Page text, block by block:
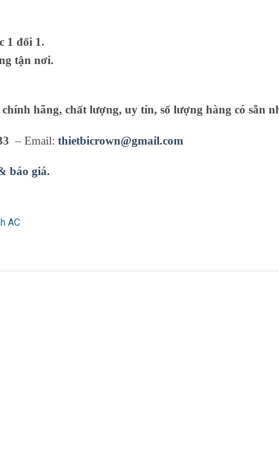
1 đổi 1.
tận nơi.
hãng, chất lượng, uy tín, số lượng hàng có sẵn
– Email: thietbicrown@gmail.com
báo giá.
AC